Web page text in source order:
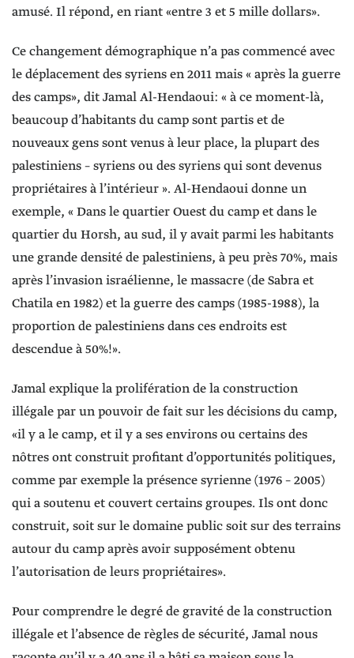
amusé. Il répond, en riant «entre 3 et 5 mille dollars».
Ce changement démographique n’a pas commencé avec
le déplacement des syriens en 2011 mais « après la guerre
des camps», dit Jamal Al-Hendaoui: « à ce moment-là,
beaucoup d’habitants du camp sont partis et de
nouveaux gens sont venus à leur place, la plupart des
palestiniens – syriens ou des syriens qui sont devenus
propriétaires à l’intérieur ». Al-Hendaoui donne un
exemple, « Dans le quartier Ouest du camp et dans le
quartier du Horsh, au sud, il y avait parmi les habitants
une grande densité de palestiniens, à peu près 70%, mais
après l’invasion israélienne, le massacre (de Sabra et
Chatila en 1982) et la guerre des camps (1985-1988), la
proportion de palestiniens dans ces endroits est
descendue à 50%!».
Jamal explique la prolifération de la construction
illégale par un pouvoir de fait sur les décisions du camp,
«il y a le camp, et il y a ses environs ou certains des
nôtres ont construit profitant d’opportunités politiques,
comme par exemple la présence syrienne (1976 – 2005)
qui a soutenu et couvert certains groupes. Ils ont donc
construit, soit sur le domaine public soit sur des terrains
autour du camp après avoir supposément obtenu
l’autorisation de leurs propriétaires».
Pour comprendre le degré de gravité de la construction
illégale et l’absence de règles de sécurité, Jamal nous